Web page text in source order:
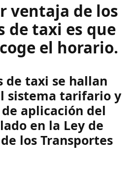
ventaja de los
de taxi es que
el horario.
de taxi se hallan
sistema tarifario y
aplicación del
en la Ley de
los Transportes